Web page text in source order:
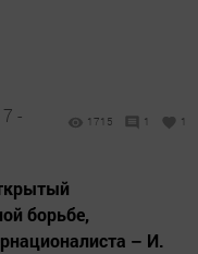
-
1715 1 1
борьбе,
– И.